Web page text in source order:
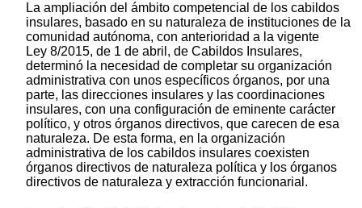
La ampliación del ámbito competencial de los cabildos
insulares, basado en su naturaleza de instituciones de la
comunidad autónoma, con anterioridad a la vigente
Ley 8/2015, de 1 de abril, de Cabildos Insulares,
determinó la necesidad de completar su organización
administrativa con unos específicos órganos, por una
parte, las direcciones insulares y las coordinaciones
insulares, con una configuración de eminente carácter
político, y otros órganos directivos, que carecen de esa
naturaleza. De esta forma, en la organización
administrativa de los cabildos insulares coexisten
órganos directivos de naturaleza política y los órganos
directivos de naturaleza y extracción funcionarial.